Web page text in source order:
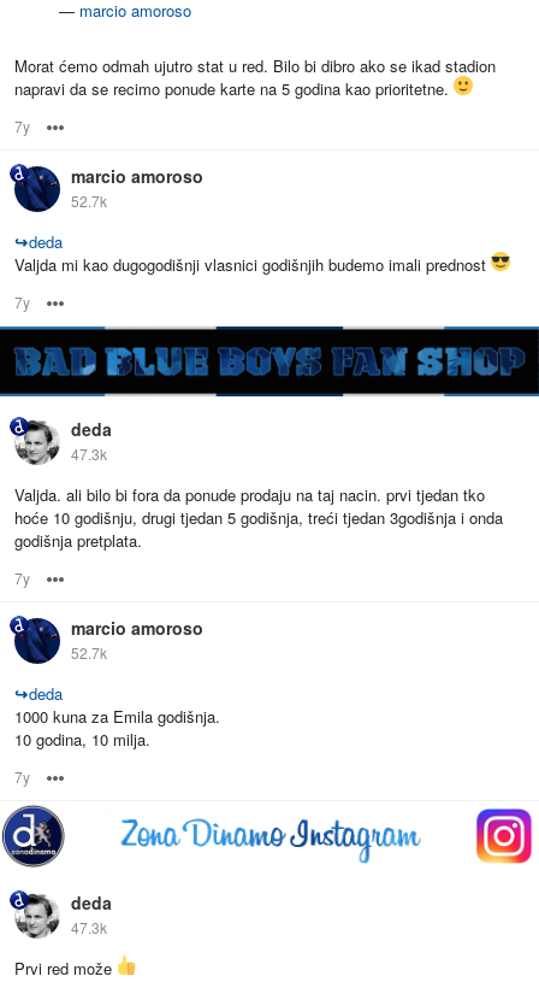
— marcio amoroso
Morat ćemo odmah ujutro stat u red. Bilo bi dibro ako se ikad stadion
napravi da se recimo ponude karte na 5 godina kao prioritetne.
7y
marcio amoroso
52.7k
↪deda
Valjda mi kao dugogodišnji vlasnici godišnjih budemo imali prednost
7y
deda
47.3k
Valjda. ali bilo bi fora da ponude prodaju na taj nacin. prvi tjedan tko
hoće 10 godišnju, drugi tjedan 5 godišnja, treći tjedan 3godišnja i onda
godišnja pretplata.
7y
marcio amoroso
52.7k
↪deda
1000 kuna za Emila godišnja.
10 godina, 10 milja.
7y
deda
47.3k
Prvi red može